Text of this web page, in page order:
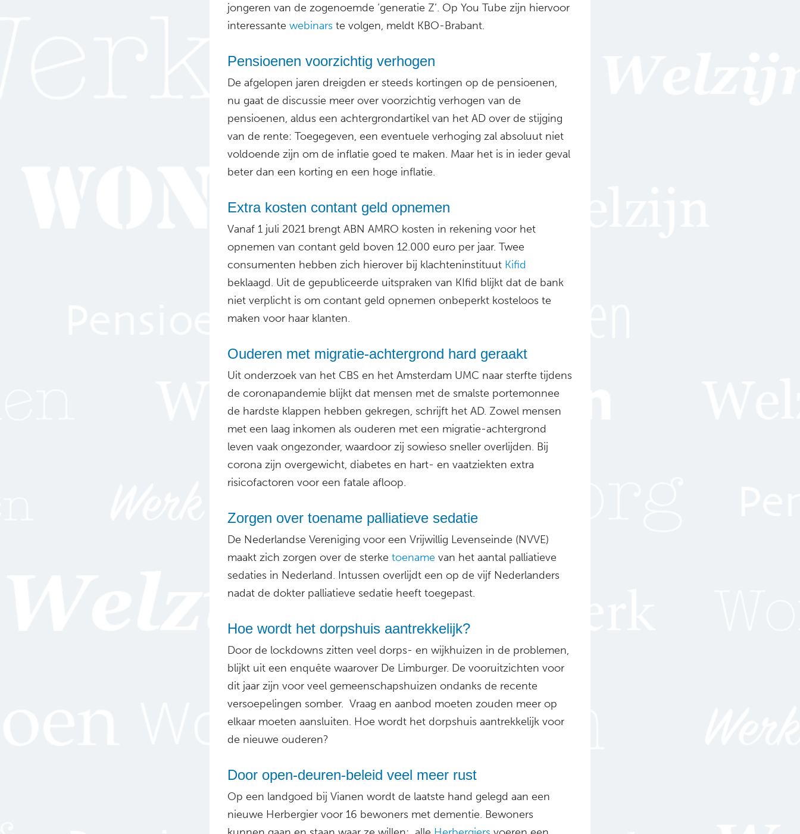
jongeren van de zogenoemde ‘generatie Z’. Op You Tube zijn hiervoor
interessante webinars te volgen, meldt KBO-Brabant.
Pensioenen voorzichtig verhogen
De afgelopen jaren dreigden er steeds kortingen op de pensioenen,
nu gaat de discussie meer over voorzichtig verhogen van de
pensioenen, aldus een achtergrondartikel van het AD over de stijging
van de rente: Toegegeven, een eventuele verhoging zal absoluut niet
voldoende zijn om de inflatie goed te maken. Maar het is in ieder geval
beter dan een korting en een hoge inflatie.
Extra kosten contant geld opnemen
Vanaf 1 juli 2021 brengt ABN AMRO kosten in rekening voor het
opnemen van contant geld boven 12.000 euro per jaar. Twee
consumenten hebben zich hierover bij klachteninstituut Kifid
beklaagd. Uit de gepubliceerde uitspraken van KIfid blijkt dat de bank
niet verplicht is om contant geld opnemen onbeperkt kosteloos te
maken voor haar klanten.
Ouderen met migratie-achtergrond hard geraakt
Uit onderzoek van het CBS en het Amsterdam UMC naar sterfte tijdens
de coronapandemie blijkt dat mensen met de smalste portemonnee
de hardste klappen hebben gekregen, schrijft het AD. Zowel mensen
met een laag inkomen als ouderen met een migratie-achtergrond
leven vaak ongezonder, waardoor zij sowieso sneller overlijden. Bij
corona zijn overgewicht, diabetes en hart- en vaatziekten extra
risicofactoren voor een fatale afloop.
Zorgen over toename palliatieve sedatie
De Nederlandse Vereniging voor een Vrijwillig Levenseinde (NVVE)
maakt zich zorgen over de sterke toename van het aantal palliatieve
sedaties in Nederland. Intussen overlijdt een op de vijf Nederlanders
nadat de dokter palliatieve sedatie heeft toegepast.
Hoe wordt het dorpshuis aantrekkelijk?
Door de lockdowns zitten veel dorps- en wijkhuizen in de problemen,
blijkt uit een enquête waarover De Limburger. De vooruitzichten voor
dit jaar zijn voor veel gemeenschapshuizen ondanks de recente
versoepelingen somber. Vraag en aanbod moeten zouden meer op
elkaar moeten aansluiten. Hoe wordt het dorpshuis aantrekkelijk voor
de nieuwe ouderen?
Door open-deuren-beleid veel meer rust
Op een landgoed bij Vianen wordt de laatste hand gelegd aan een
nieuwe Herbergier voor 16 bewoners met dementie. Bewoners